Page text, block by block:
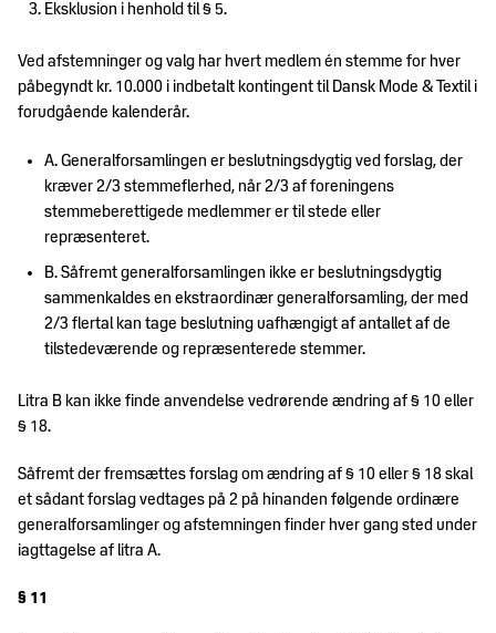
Eksklusion i henhold til § 5.
Ved afstemninger og valg har hvert medlem én stemme for hver
påbegyndt kr. 10.000 i indbetalt kontingent til Dansk Mode & Textil i
forudgående kalenderår.
A. Generalforsamlingen er beslutningsdygtig ved forslag, der
kræver 2/3 stemmeflerhed, når 2/3 af foreningens
stemmeberettigede medlemmer er til stede eller
repræsenteret.
B. Såfremt generalforsamlingen ikke er beslutningsdygtig
sammenkaldes en ekstraordinær generalforsamling, der med
2/3 flertal kan tage beslutning uafhængigt af antallet af de
tilstedeværende og repræsenterede stemmer.
Litra B kan ikke finde anvendelse vedrørende ændring af § 10 eller
§ 18.
Såfremt der fremsættes forslag om ændring af § 10 eller § 18 skal
et sådant forslag vedtages på 2 på hinanden følgende ordinære
generalforsamlinger og afstemningen finder hver gang sted under
iagttagelse af litra A.
§ 11